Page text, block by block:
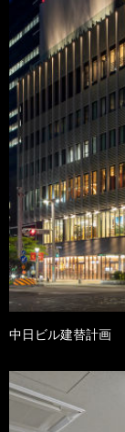
中日ビル建替計画